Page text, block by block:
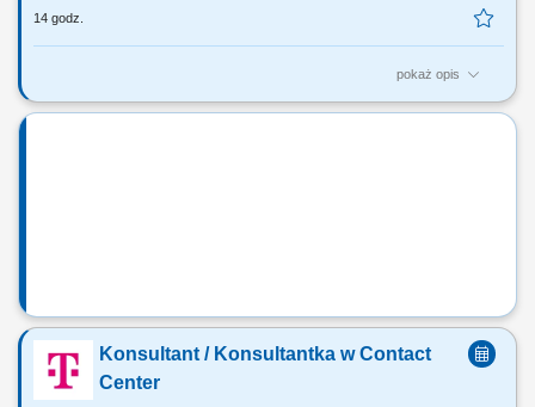
14 godz.
pokaż opis
Opis stanowiska Poszukujemy osoby nastawionej na realizację celów
Konsultant / Konsultantka w Contact
Center